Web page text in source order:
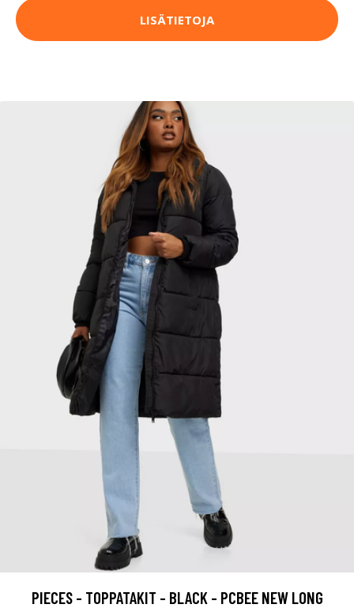
LISÄTIETOJA
PIECES - TOPPATAKIT - BLACK - PCBEE NEW LONG